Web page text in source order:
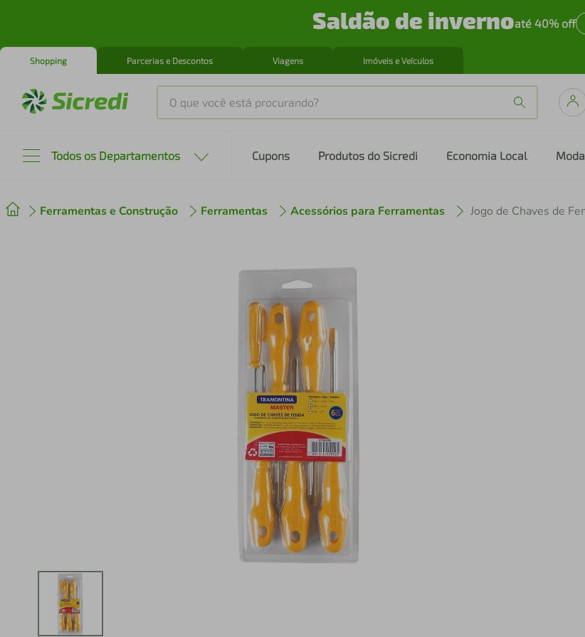
Saldão de invernoaté 40% off
Shopping Parcerias e Descontos Viagens Imóveis e Veículos
O que você está procurando?
Todos os Departamentos Cupons Produtos do Sicredi Economia Local Moda
Ferramentas e Construção Ferramentas Acessórios para Ferramentas
2º cafeteira